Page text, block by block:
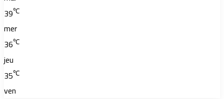
39℃
mer
36℃
jeu
35℃
ven